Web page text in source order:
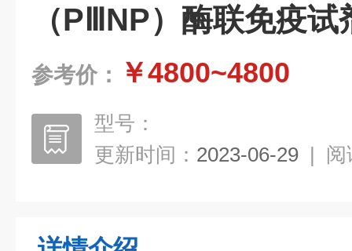
（PⅢNP）酶联免疫试
参考价： ￥4800~4800
型号：
更新时间： 2023-06-29 | 阅